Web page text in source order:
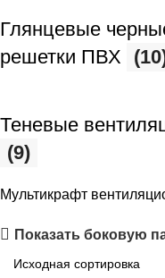
Глянцевые
решетки ПВХ
Теневые
(9)
Мультикрафт
Показать боковую